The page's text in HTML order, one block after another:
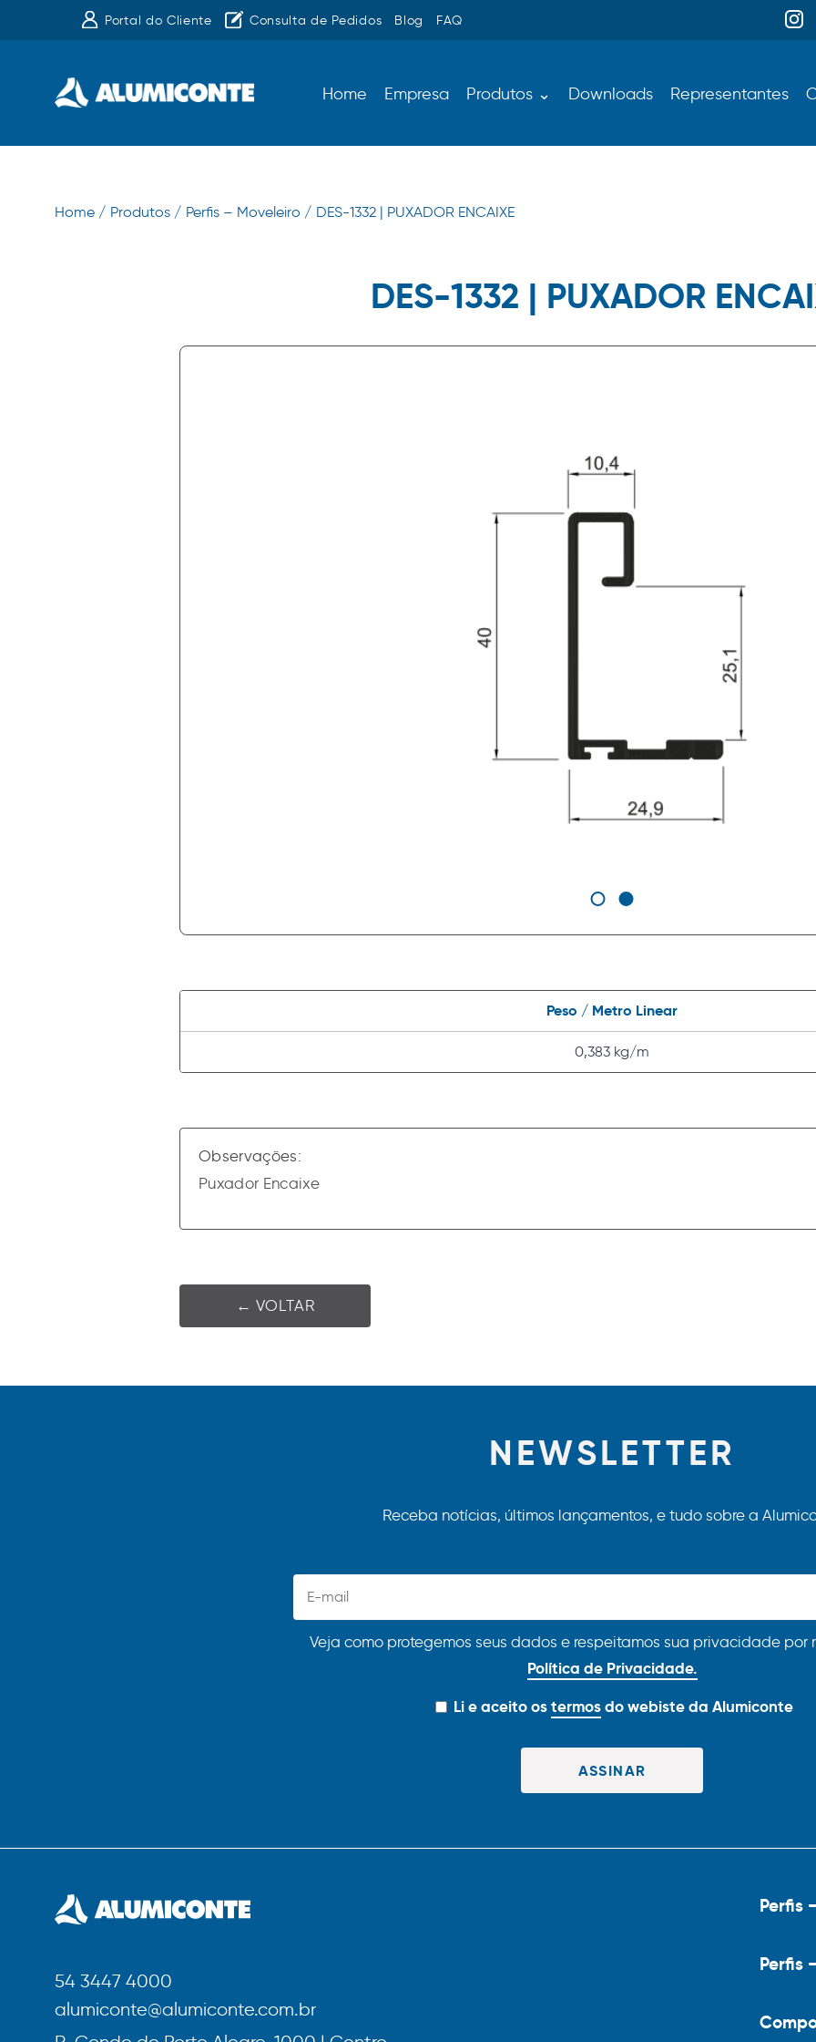
Portal do Cliente Consulta de Pedidos Blog FAQ
Home Empresa Produtos ⌄ Downloads Representantes
Home / Produtos / Perfis – Moveleiro / DES-1332 | PUXADOR ENCAIXE
DES-1332 | PUXADOR
Peso / Metro Linear
0,383 kg/m
Observações:
Puxador Encaixe
← VOLTAR
NEWSLETTER
Receba notícias, últimos lançamentos, e tudo sobre a
Veja como protegemos seus dados e respeitamos sua privacidade por
Política de Privacidade.
Li e aceito ostermosdo webiste da Alumiconte
54 3447 4000
alumiconte@alumiconte.com.br
Perfis
Perfis